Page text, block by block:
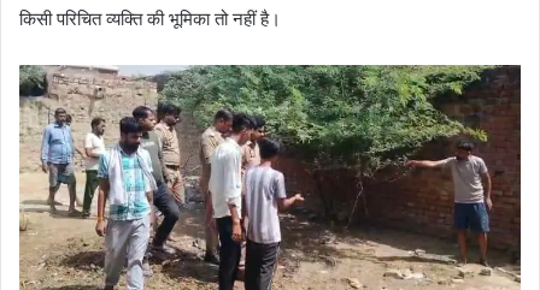
किसी परिचित व्यक्ति की भूमिका तो नहीं है।